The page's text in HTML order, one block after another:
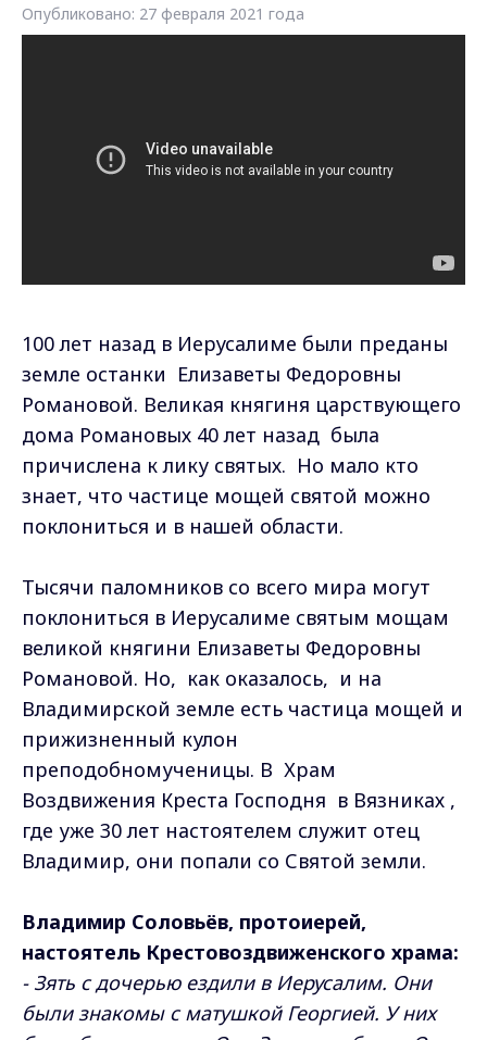
Опубликовано: 27 февраля 2021 года
100 лет назад в Иерусалиме были преданы
земле останки Елизаветы Федоровны
Романовой. Великая княгиня царствующего
дома Романовых 40 лет назад была
причислена к лику святых. Но мало кто
знает, что частице мощей святой можно
поклониться и в нашей области.
Тысячи паломников со всего мира могут
поклониться в Иерусалиме святым мощам
великой княгини Елизаветы Федоровны
Романовой. Но, как оказалось, и на
Владимирской земле есть частица мощей и
прижизненный кулон
преподобномученицы. В Храм
Воздвижения Креста Господня в Вязниках ,
где уже 30 лет настоятелем служит отец
Владимир, они попали со Святой земли.
Владимир Соловьёв, протоиерей,
настоятель Крестовоздвиженского храма:
- Зять с дочерью ездили в Иерусалим. Они
были знакомы с матушкой Георгией. У них